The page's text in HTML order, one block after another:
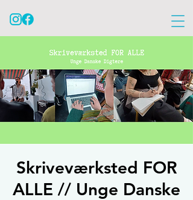
Skriveværksted FOR
ALLE // Unge Danske